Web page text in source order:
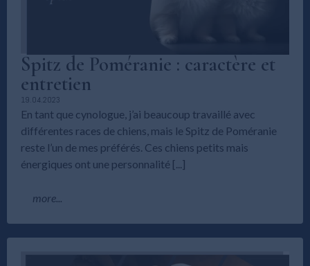
Spitz de Poméranie : caractère et
entretien
19.04.2023
En tant que cynologue, j’ai beaucoup travaillé avec
différentes races de chiens, mais le Spitz de Poméranie
reste l’un de mes préférés. Ces chiens petits mais
énergiques ont une personnalité [...]
more...